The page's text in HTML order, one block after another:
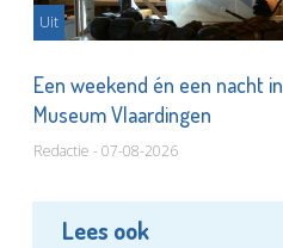
Uit
Een weekend én een nacht in
Museum Vlaardingen
Redactie - 07-08-2026
Lees ook